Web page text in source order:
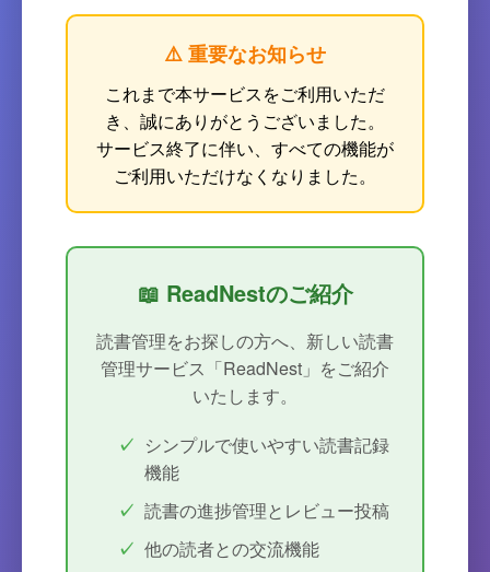
⚠️ 重要なお知らせ
これまで本サービスをご利用いただ
き、誠にありがとうございました。
サービス終了に伴い、すべての機能が
ご利用いただけなくなりました。
📖 ReadNestのご紹介
読書管理をお探しの方へ、新しい読書
管理サービス「ReadNest」をご紹介
いたします。
シンプルで使いやすい読書記録
機能
読書の進捗管理とレビュー投稿
他の読者との交流機能